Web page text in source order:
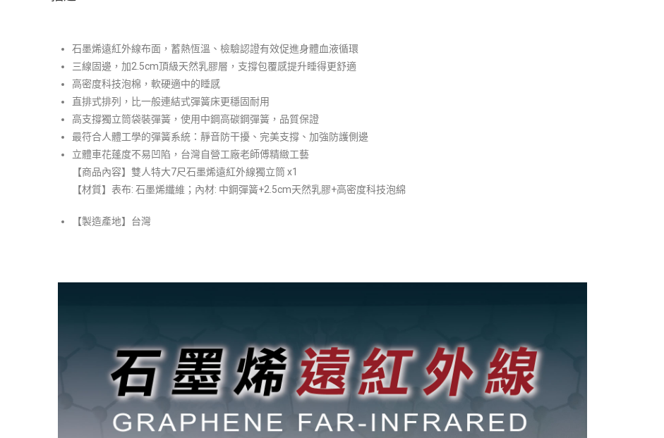
石墨烯遠紅外線布面，蓄熱恆溫、檢驗認證有效促進身體血液循環
三線固邊，加2.5cm頂級天然乳膠層，支撐包覆感提升睡得更舒適
高密度科技泡棉，軟硬適中的睡感
直排式排列，比一般連結式彈簧床更穩固耐用
高支撐獨立筒袋裝彈簧，使用中鋼高碳鋼彈簧，品質保證
最符合人體工學的彈簧系統：靜音防干擾、完美支撐、加強防護側邊
立體車花蓬度不易凹陷，台灣自營工廠老師傅精緻工藝
【商品內容】雙人特大7尺石墨烯遠紅外線獨立筒 x1
【材質】表布: 石墨烯纖維 ；內材: 中鋼彈簧+2.5cm天然乳膠+高密度科技泡綿
【製造產地】台灣